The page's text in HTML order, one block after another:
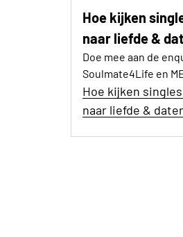
Hoe kijken
naar liefde &
Doe mee aan de
Soulmate4Life en
Hoe kijken
naar liefde &